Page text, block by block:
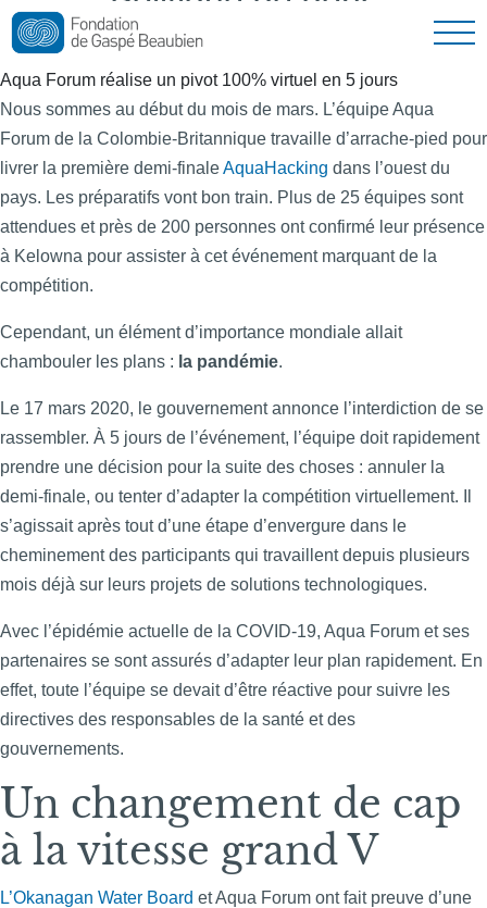
Nouvelles
Nous joindre
Aqua Forum réalise un pivot 100% virtuel en 5 jours
Nous sommes au début du mois de mars. L’équipe Aqua
Forum de la Colombie-Britannique travaille d’arrache-pied pour
livrer la première demi-finaleAquaHacking dans l’ouest du
pays. Les préparatifs vont bon train. Plus de 25 équipes sont
attendues et près de 200 personnes ont confirmé leur présence
à Kelowna pour assister à cet événement marquant de la
compétition.
Cependant, un élément d’importance mondiale allait
chambouler les plans : la pandémie.
Le 17 mars 2020, le gouvernement annonce l’interdiction de se
rassembler. À 5 jours de l’événement, l’équipe doit rapidement
prendre une décision pour la suite des choses : annuler la
demi-finale, ou tenter d’adapter la compétition virtuellement. Il
s’agissait après tout d’une étape d’envergure dans le
cheminement des participants qui travaillent depuis plusieurs
mois déjà sur leurs projets de solutions technologiques.
Avec l’épidémie actuelle de la COVID-19, Aqua Forum et ses
partenaires se sont assurés d’adapter leur plan rapidement. En
effet, toute l’équipe se devait d’être réactive pour suivre les
directives des responsables de la santé et des
gouvernements.
Un changement de cap
à la vitesse grand V
L’Okanagan Water Board et Aqua Forum ont fait preuve d’une